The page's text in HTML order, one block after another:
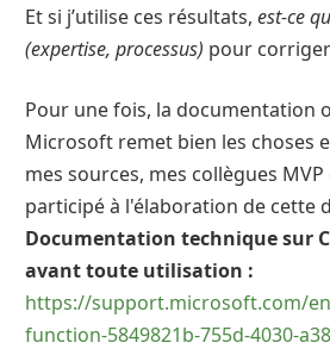
Et si j’utilise ces résultats, est-ce
(expertise, processus) pour corriger
Pour une fois, la documentation
Microsoft remet bien les choses
mes sources, mes collègues
participé à l'élaboration de cette
Documentation technique sur
avant toute utilisation :
https://support.microsoft.com/
function-5849821b-755d-4030-